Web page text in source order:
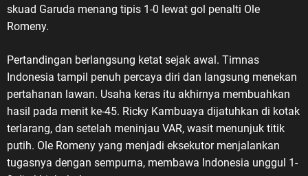
skuad Garuda menang tipis 1-0 lewat gol penalti Ole
Romeny.
Pertandingan berlangsung ketat sejak awal. Timnas
Indonesia tampil penuh percaya diri dan langsung menekan
pertahanan lawan. Usaha keras itu akhirnya membuahkan
hasil pada menit ke-45. Ricky Kambuaya dijatuhkan di kotak
terlarang, dan setelah meninjau VAR, wasit menunjuk titik
putih. Ole Romeny yang menjadi eksekutor menjalankan
tugasnya dengan sempurna, membawa Indonesia unggul 1-